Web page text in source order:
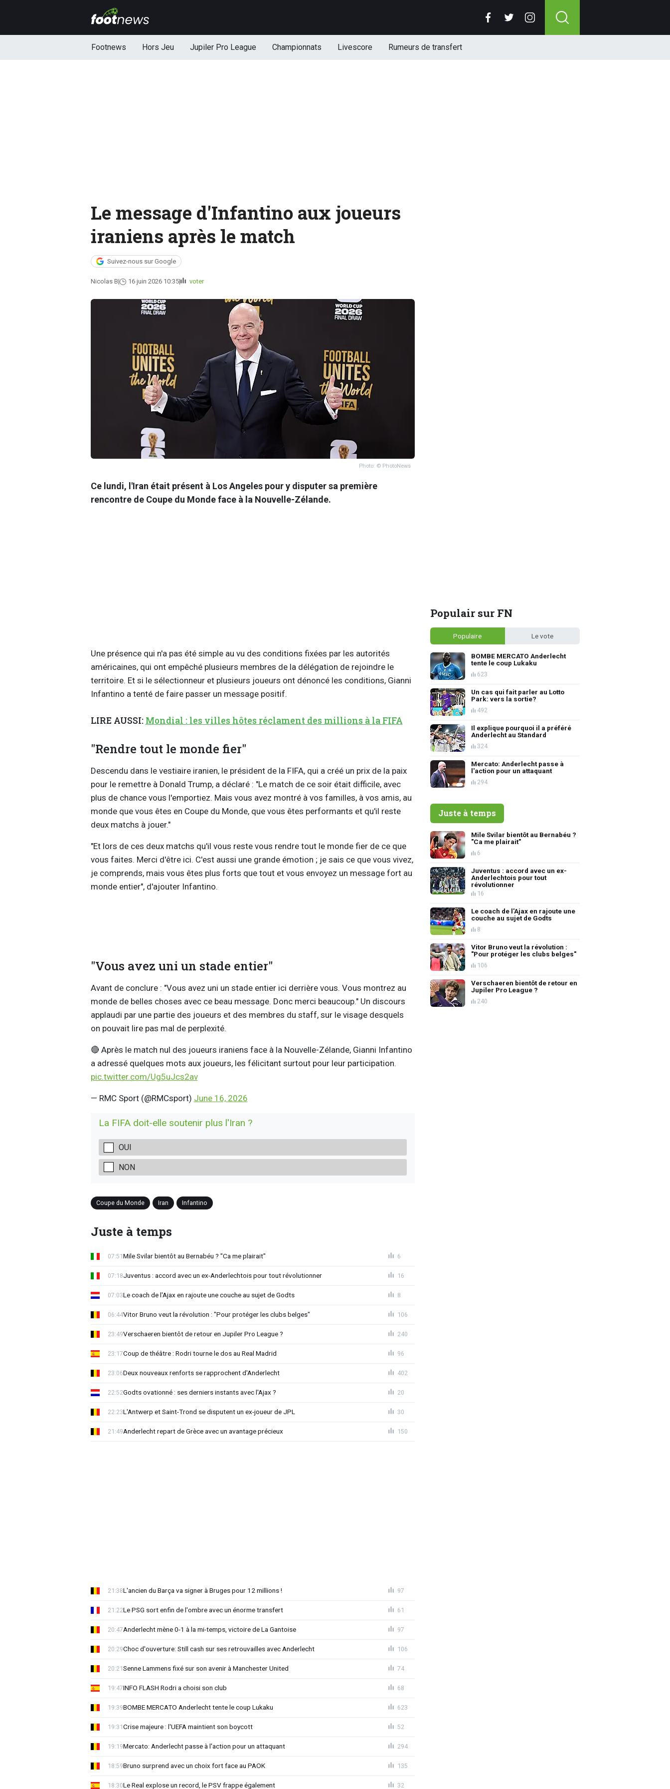
Footnews Hors Jeu Jupiler Pro League Championnats Livescore Rumeurs de transfert
Le message d'Infantino aux joueurs
iraniens après le match
Suivez-nous sur Google
Nicolas B 16 juin 2026 10:35 voter
Photo: © PhotoNews
Ce lundi, l'Iran était présent à Los Angeles pour y disputer sa première
rencontre de Coupe du Monde face à la Nouvelle-Zélande.
Une présence qui n'a pas été simple au vu des conditions fixées par les autorités
américaines, qui ont empêché plusieurs membres de la délégation de rejoindre le
territoire. Et si le sélectionneur et plusieurs joueurs ont dénoncé les conditions, Gianni
Infantino a tenté de faire passer un message positif.
LIRE AUSSI: Mondial : les villes hôtes réclament des millions à la FIFA
"Rendre tout le monde fier"
Descendu dans le vestiaire iranien, le président de la FIFA, qui a créé un prix de la paix
pour le remettre à Donald Trump, a déclaré : "Le match de ce soir était difficile, avec
plus de chance vous l'emportiez. Mais vous avez montré à vos familles, à vos amis, au
monde que vous êtes en Coupe du Monde, que vous êtes performants et qu'il reste
deux matchs à jouer."
"Et lors de ces deux matchs qu'il vous reste vous rendre tout le monde fier de ce que
vous faites. Merci d'être ici. C'est aussi une grande émotion ; je sais ce que vous vivez,
je comprends, mais vous êtes plus forts que tout et vous envoyez un message fort au
monde entier", d'ajouter Infantino.
"Vous avez uni un stade entier"
Avant de conclure : "Vous avez uni un stade entier ici derrière vous. Vous montrez au
monde de belles choses avec ce beau message. Donc merci beaucoup." Un discours
applaudi par une partie des joueurs et des membres du staff, sur le visage desquels
on pouvait lire pas mal de perplexité.
🔴 Après le match nul des joueurs iraniens face à la Nouvelle-Zélande, Gianni Infantino
a adressé quelques mots aux joueurs, les félicitant surtout pour leur participation.
pic.twitter.com/Ug5uJcs2av
— RMC Sport (@RMCsport) June 16, 2026
La FIFA doit-elle soutenir plus l'Iran ?
OUI
NON
Coupe du Monde Iran Infantino
Juste à temps
Mile Svilar bientôt au Bernabéu ? "Ca me plairait"
07:51 6
Juventus : accord avec un ex-Anderlechtois pour tout révolutionner
07:18 16
Le coach de l'Ajax en rajoute une couche au sujet de Godts
07:03 8
Vitor Bruno veut la révolution : "Pour protéger les clubs belges"
06:44 106
Verschaeren bientôt de retour en Jupiler Pro League ?
23:49 240
Coup de théâtre : Rodri tourne le dos au Real Madrid
23:17 96
Deux nouveaux renforts se rapprochent d'Anderlecht
23:06 402
Godts ovationné : ses derniers instants avec l'Ajax ?
22:52 20
L'Antwerp et Saint-Trond se disputent un ex-joueur de JPL
22:23 30
Anderlecht repart de Grèce avec un avantage précieux
21:49 150
L'ancien du Barça va signer à Bruges pour 12 millions !
21:38 97
Le PSG sort enfin de l'ombre avec un énorme transfert
21:22 61
Anderlecht mène 0-1 à la mi-temps, victoire de La Gantoise
20:47 97
Choc d'ouverture: Still cash sur ses retrouvailles avec Anderlecht
20:29 106
Senne Lammens fixé sur son avenir à Manchester United
20:21 74
INFO FLASH Rodri a choisi son club
19:47 68
BOMBE MERCATO Anderlecht tente le coup Lukaku
19:39 623
Crise majeure : l'UEFA maintient son boycott
19:31 52
Mercato: Anderlecht passe à l'action pour un attaquant
19:19 294
Bruno surprend avec un choix fort face au PAOK
18:59 135
Le Real explose un record, le PSV frappe également
18:30 32
Populair sur FN
Populaire Le vote
BOMBE MERCATO Anderlecht
tente le coup Lukaku
623
Un cas qui fait parler au Lotto
Park: vers la sortie?
492
Il explique pourquoi il a préféré
Anderlecht au Standard
324
Mercato: Anderlecht passe à
l'action pour un attaquant
294
Juste à temps
Mile Svilar bientôt au Bernabéu ?
"Ca me plairait"
6
Juventus : accord avec un ex-
Anderlechtois pour tout
révolutionner
16
Le coach de l'Ajax en rajoute une
couche au sujet de Godts
8
Vitor Bruno veut la révolution :
"Pour protéger les clubs belges"
106
Verschaeren bientôt de retour en
Jupiler Pro League ?
240